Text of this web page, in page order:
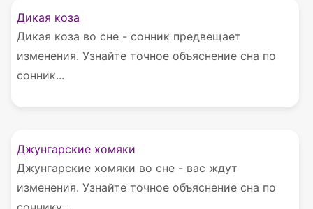
Дикая коза
Дикая коза во сне - сонник предвещает
изменения. Узнайте точное объяснение сна по
сонник...
Джунгарские хомяки
Джунгарские хомяки во сне - вас ждут
изменения. Узнайте точное объяснение сна по